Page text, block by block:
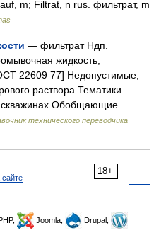
m; Filtrat, n rus. фильтрат, m
— фильтрат Ндп.
жидкость,
22609 77] Недопустимые,
раствора Тематики
скважинах Обобщающие
технического переводчика
18+
Joomla,
Drupal,